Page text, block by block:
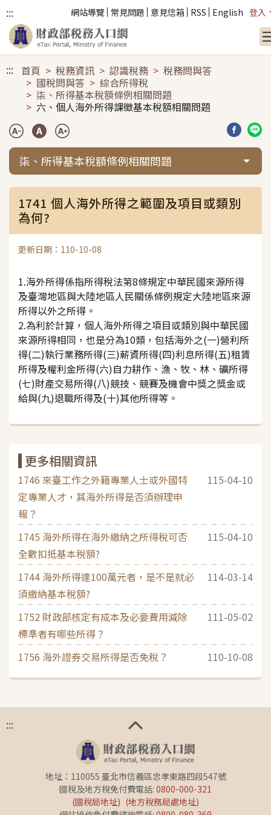
::: 網站導覽 常見問題 意見信箱 RSS English 登入
::: 首頁 稅務資訊 認識稅務
稅務問與答
國稅問與答
綜合所得稅
柒、所得基本稅額條例相關問題
六、個人海外所得課徵基本稅額相關問題
分享到
分
柒、所得基本稅額條例相關問題
1741 個人海外所得之範圍及項目或類別
為何?
更新日期：110-10-08
1.海外所得係指所得稅法第8條規定中華民國來源所得
及臺灣地區與大陸地區人民關係條例規定大陸地區來源
所得以外之所得。
2.為利於計算，個人海外所得之項目或類別與中華民國
來源所得相同，也是分為10類，包括海外之(一)營利所
得(二)執行業務所得(三)薪資所得(四)利息所得(五)租賃
所得及權利金所得(六)自力耕作、漁、牧、林、礦所得
(七)財產交易所得(八)競技、競賽及機會中獎之獎金或
給與(九)退職所得及(十)其他所得等。
更多相關資訊
1746 來臺工作之外籍專業人士或外國特
定專業人才，其海外所得是否須辦理申
報？
115-04-10
1745 海外所得在海外繳納之所得稅可否
全數扣抵基本稅額?
115-04-10
1744 海外所得達100萬元者，是不是就必
須繳納基本稅額?
114-03-14
1752 財政部核定有成本及必要費用減除
標準者有哪些所得？
111-05-02
1756 海外證券交易所得是否免稅？ 110-10-08
:::
地址：110055 臺北市信義區忠孝東路四段547號
國稅及地方稅免付費電話: 0800-000-321
(國稅局地址) (地方稅務局處地址)